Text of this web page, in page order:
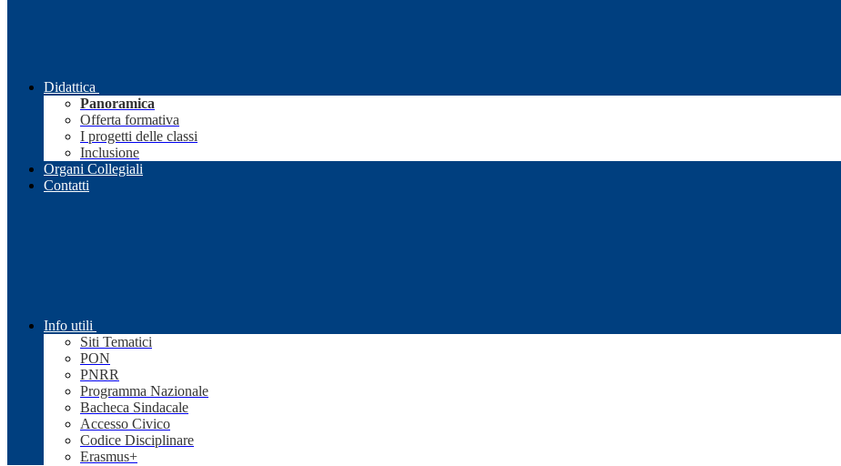
Didattica
Panoramica
Offerta formativa
I progetti delle classi
Inclusione
Organi Collegiali
Contatti
Info utili
Siti Tematici
PON
PNRR
Programma Nazionale
Bacheca Sindacale
Accesso Civico
Codice Disciplinare
Erasmus+